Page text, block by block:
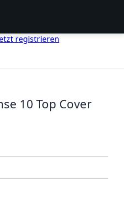
registrieren
10 Top Cover